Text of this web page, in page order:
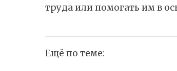
труда или помогать им в
Ещё по теме: